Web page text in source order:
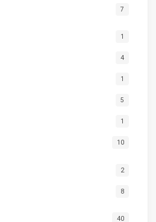
7
1
4
1
5
1
10
2
8
40